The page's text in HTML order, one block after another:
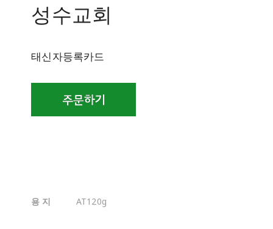
성수교회
태신자등록카드
용 지 AT120g